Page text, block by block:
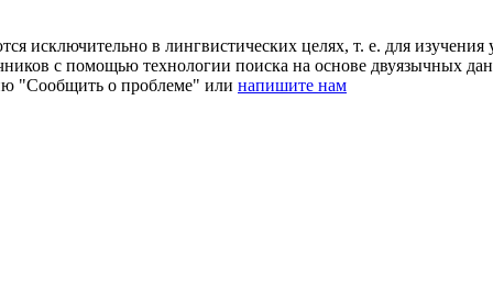
исключительно в лингвистических целях, т. е. для
с помощью технологии поиска на основе двуязычных
"Сообщить о проблеме" или напишите нам